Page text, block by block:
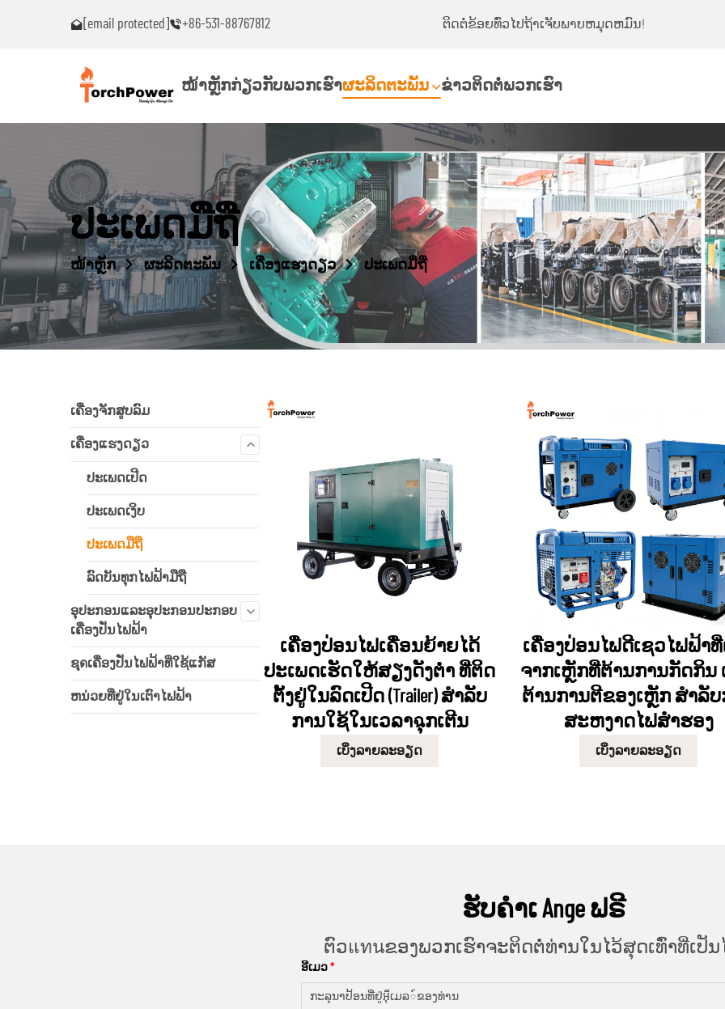
[email protected] +86-531-88767812
ຕິດຕໍ່ຂ້ອຍທົ່ວໄປຖ້າເຈັບພາບຫມຸດຫມົນ! ຕິດຕໍ່ຂ້ອຍທົ່ວໄປຖ້າເຈັບພາບຫມຸດຫມົນ!
ໜ້າຫຼັກກ່ຽວກັບພວກເຮົາຜະລິດຕະພັນ ຂ່າວຕິດຕໍ່ພວກເຮົາ
ປະເພດມືຖື
ໜ້າຫຼັກ ຜະລິດຕະພັນ ເຄື່ອງແຮງດຽວ ປະເພດມືຖື
ເຄື່ອງຈັກສູບລົມ
ເຄື່ອງແຮງດຽວ
ປະເພດເປີດ
ປະເພດເງິບ
ປະເພດມືຖື
ລົດບັນທຸກໄຟຟ້າມືຖື
ອຸປະກອນແລະອຸປະກອນປະກອບ
ເຄື່ອງປັ່ນໄຟຟ້າ
ຊุดເຄື່ອງປັ່ນໄຟຟ້າທີ່ໃຊ້ແກັສ
ຫນ່ວຍທີ່ຢູ່ໃນເຕົາໄຟຟ້າ
ເຄື່ອງປ່ອນໄຟເຄື່ອນຍ້າຍໄດ້
ປະເພດເຮັດໃຫ້ສຽງດັງຕ່ຳ ທີ່ຕິດ
ຕັ້ງຢູ່ໃນລົດເປີດ (Trailer) ສຳລັບ
ການໃຊ້ໃນເວລາฉຸກເຕີນ
ເບິ່ງລາຍລະອຽດ
ເຄື່ອງປ່ອນໄຟດີເຊວໄຟຟ້າ
ຈາກເຫຼັກທີ່ຕ້ານການກັດກິນ
ຕ້ານການຕີຂອງເຫຼັກ ສຳລັບ
ສະຫງາດໄຟສຳຮອງ
ເບິ່ງລາຍລະອຽດ
ຮັບຄຳເ Ange ຟຣີ
ຕົວแทนຂອງພວກເຮົາຈະຕິດຕໍ່ທ່ານໃນໄວ້ສຸດເທົ່າທີ່ເປັນ
ອີເມວ